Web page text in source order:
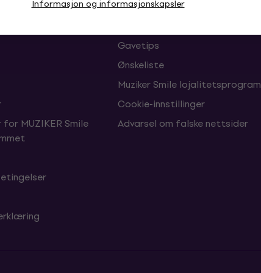
Informasjon og informasjonskapsler
leveringstider
MUZIKER Smile
Muziker Blogg
Gavetips
Ønskeliste
Muziker Smile lojalitetsprogram
Cookie-innstillinger
Advarsel om falske nettsider